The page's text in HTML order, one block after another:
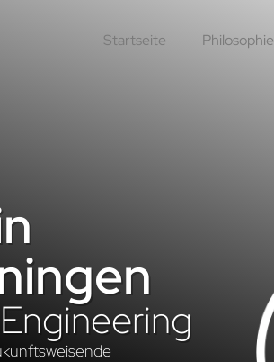
Startseite Philosophie